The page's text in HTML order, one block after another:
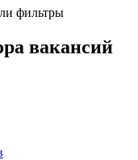
фильтры
вакансий